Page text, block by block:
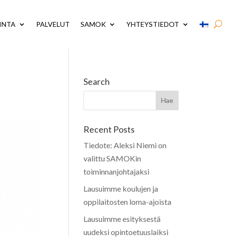
PALVELUT SAMOK YHTEYSTIEDOT
Search
Recent Posts
Tiedote: Aleksi Niemi on
valittu SAMOKin
toiminnanjohtajaksi
Lausuimme koulujen ja
oppilaitosten loma-ajoista
Lausuimme esityksestä
uudeksi opintoetuuslaiksi